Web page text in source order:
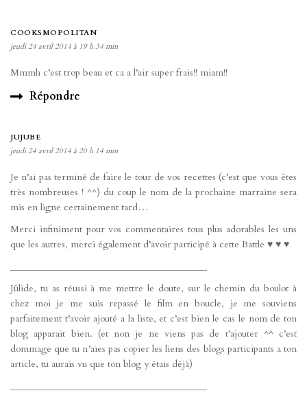
COOKSMOPOLITAN
jeudi 24 avril 2014 à 19 h 34 min
Mmmh c’est trop beau et ca a l’air super frais!! miam!!
Répondre
JUJUBE
jeudi 24 avril 2014 à 20 h 14 min
Je n’ai pas terminé de faire le tour de vos recettes (c’est que vous êtes
très nombreuses ! ^^) du coup le nom de la prochaine marraine sera
mis en ligne certainement tard…
Merci infiniment pour vos commentaires tous plus adorables les uns
que les autres, merci également d’avoir participé à cette Battle ♥ ♥ ♥
Jülide, tu as réussi à me mettre le doute, sur le chemin du boulot à
chez moi je me suis repassé le film en boucle, je me souviens
parfaitement t’avoir ajouté a la liste, et c’est bien le cas le nom de ton
blog apparait bien. (et non je ne viens pas de t’ajouter ^^ c’est
dommage que tu n’aies pas copier les liens des blogs participants a ton
article, tu aurais vu que ton blog y étais déjà)